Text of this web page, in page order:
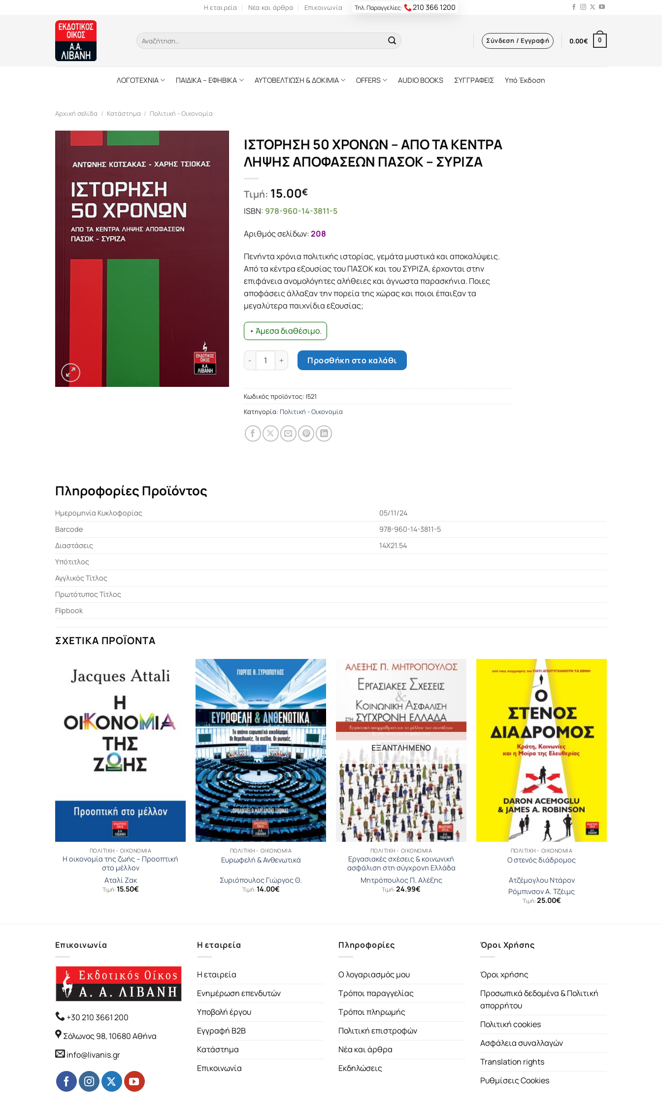
Η εταιρεία Νέα και άρθρα Επικοινωνία Τηλ. Παραγγελίες: 210 366 1200
Αναζήτηση
για:
Σύνδεση / Εγγραφή 0.00€ 0
ΛΟΓΟΤΕΧΝΙΑ ΠΑΙΔΙΚΑ – ΕΦΗΒΙΚΑ ΑΥΤΟΒΕΛΤΙΩΣΗ & ΔΟΚΙΜΙΑ OFFERS AUDIO BOOKS ΣΥΓΓΡΑΦΕΙΣ Υπό Έκδοση
Αρχική σελίδα / Κατάστημα / Πολιτική - Οικονομία
ΙΣΤΟΡΗΣΗ 50 ΧΡΟΝΩΝ – ΑΠΟ ΤΑ ΚΕΝΤΡΑ
ΛΗΨΗΣ ΑΠΟΦΑΣΕΩΝ ΠΑΣΟΚ – ΣΥΡΙΖΑ
Τιμή: 15.00€
ISBN: 978-960-14-3811-5
Αριθμός σελίδων:208
Πενήντα χρόνια πολιτικής ιστορίας, γεμάτα μυστικά και αποκαλύψεις.
Από τα κέντρα εξουσίας του ΠΑΣΟΚ και του ΣΥΡΙΖΑ, έρχονται στην
επιφάνεια ανομολόγητες αλήθειες και άγνωστα παρασκήνια. Ποιες
αποφάσεις άλλαξαν την πορεία της χώρας και ποιοι έπαιξαν τα
μεγαλύτερα παιχνίδια εξουσίας;
• Άμεσα διαθέσιμο.
ΙΣΤΟΡΗΣΗ 50 ΧΡΟΝΩΝ - ΑΠΟ ΤΑ ΚΕΝΤΡΑ ΛΗΨΗΣ ΑΠΟΦΑΣΕΩΝ ΠΑΣΟΚ - ΣΥΡΙΖΑ ποσότητα
Προσθήκη στο καλάθι
Κωδικός προϊόντος: Ι521
Κατηγορία: Πολιτική - Οικονομία
Πληροφορίες Προϊόντος
Ημερομηνία Κυκλοφορίας
05/11/24
Barcode
978-960-14-3811-5
Διαστάσεις
14Χ21.54
Υπότιτλος
Αγγλικός Τίτλος
Πρωτότυπος Τίτλος
Flipbook
ΣΧΕΤΙΚΆ ΠΡΟΪΌΝΤΑ
ΠΟΛΙΤΙΚΉ - ΟΙΚΟΝΟΜΊΑ
Η οικονομία της ζωής – Προοπτική
στο μέλλον
Αταλί Ζακ
Τιμή:15.50€
ΠΟΛΙΤΙΚΉ - ΟΙΚΟΝΟΜΊΑ
Ευρωφελή & Ανθενωτικά
Συριόπουλος Γιώργος Θ.
Τιμή:14.00€
ΕΞΑΝΤΛΗΜΈΝΟ
ΠΟΛΙΤΙΚΉ - ΟΙΚΟΝΟΜΊΑ
Εργασιακές σχέσεις & κοινωνική
ασφάλιση στη σύγχρονη Ελλάδα
Μητρόπουλος Π. Αλέξης
Τιμή:24.99€
ΠΟΛΙΤΙΚΉ - ΟΙΚΟΝΟΜΊΑ
Ο στενός διάδρομος
Ατζέμογλου Ντάρον
Ρόμπινσον Α. Τζέιμς
Τιμή:25.00€
Επικοινωνία
+30 210 3661 200
Σόλωνος 98, 10680 Αθήνα
info@livanis.gr
Η εταιρεία
Η εταιρεία
Ενημέρωση επενδυτών
Υποβολή έργου
Εγγραφή B2B
Κατάστημα
Επικοινωνία
Πληροφορίες
Ο λογαριασμός μου
Τρόποι παραγγελίας
Τρόποι πληρωμής
Πολιτική επιστροφών
Νέα και άρθρα
Εκδηλώσεις
Όροι Χρήσης
Όροι χρήσης
Προσωπικά δεδομένα & Πολιτική
απορρήτου
Πολιτική cookies
Ασφάλεια συναλλαγών
Translation rights
Ρυθμίσεις Cookies